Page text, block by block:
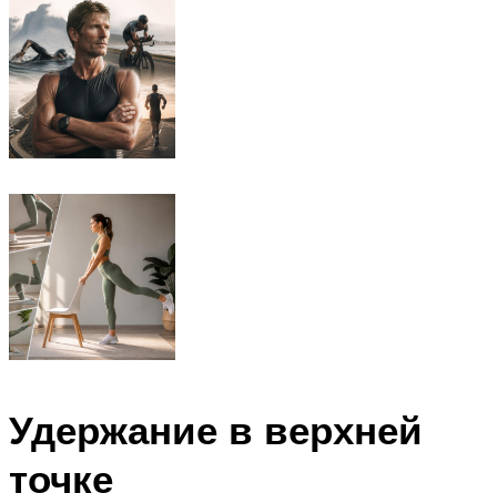
Удержание в верхней
точке